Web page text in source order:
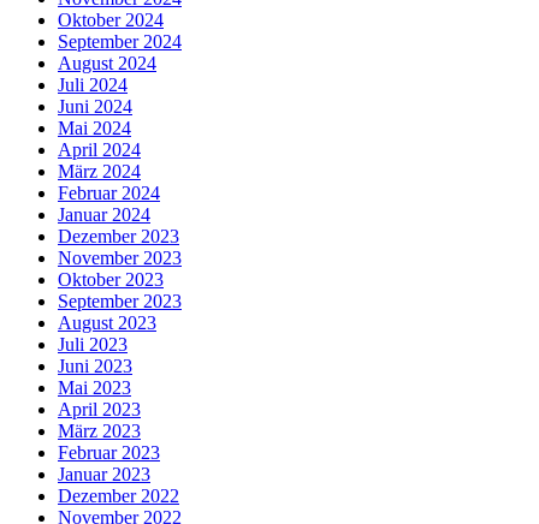
Oktober 2024
September 2024
August 2024
Juli 2024
Juni 2024
Mai 2024
April 2024
März 2024
Februar 2024
Januar 2024
Dezember 2023
November 2023
Oktober 2023
September 2023
August 2023
Juli 2023
Juni 2023
Mai 2023
April 2023
März 2023
Februar 2023
Januar 2023
Dezember 2022
November 2022